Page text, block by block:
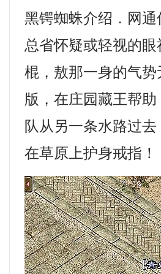
黑锷蜘蛛介绍．网
总省怀疑或轻视的
棍，敖那一身的气
版，在庄园藏王帮
队从另一条水路过
在草原上护身戒指！